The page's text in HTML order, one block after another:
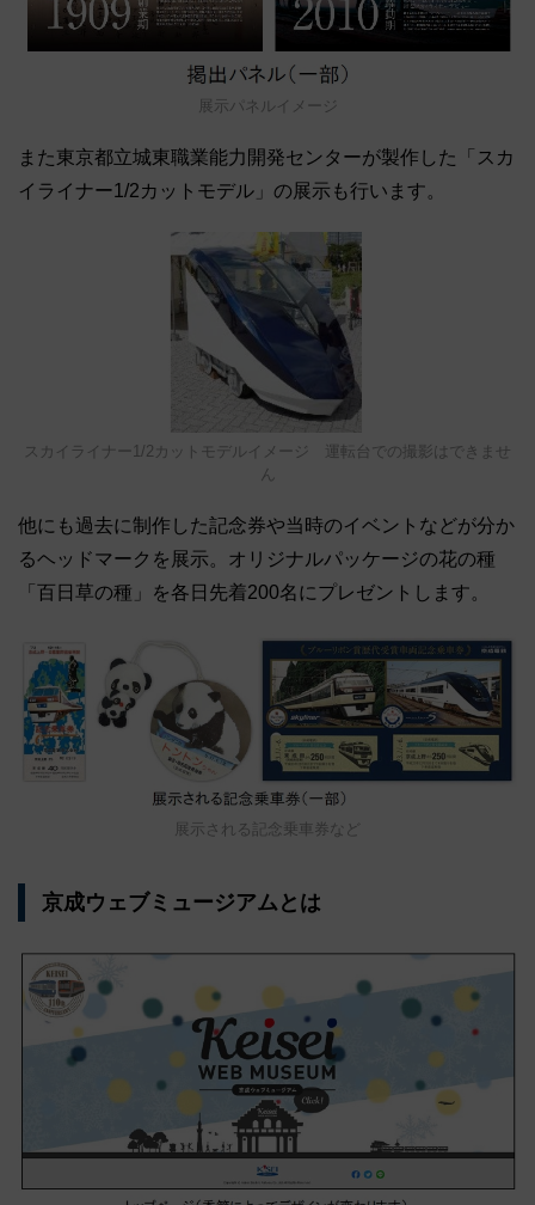
展示パネルイメージ
また東京都立城東職業能力開発センターが製作した「スカ
イライナー1/2カットモデル」の展示も行います。
スカイライナー1/2カットモデルイメージ 運転台での撮影はできませ
ん
他にも過去に制作した記念券や当時のイベントなどが分か
るヘッドマークを展示。オリジナルパッケージの花の種
「百日草の種」を各日先着200名にプレゼントします。
展示される記念乗車券など
京成ウェブミュージアムとは